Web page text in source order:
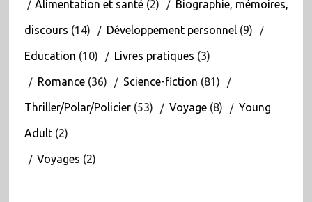
Alimentation et santé(2) Biographie, mémoires,
discours (14) Développement personnel(9)
Education (10) Livres pratiques (3)
Romance(36) Science-fiction (81)
Thriller/Polar/Policier(53) Voyage(8) Young
Adult(2)
Voyages (2)